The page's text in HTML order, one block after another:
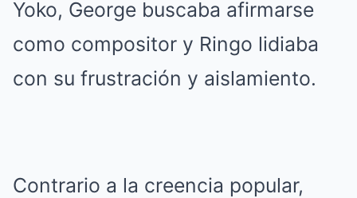
Yoko, George buscaba afirmarse
como compositor y Ringo lidiaba
con su frustración y aislamiento.
Contrario a la creencia popular,